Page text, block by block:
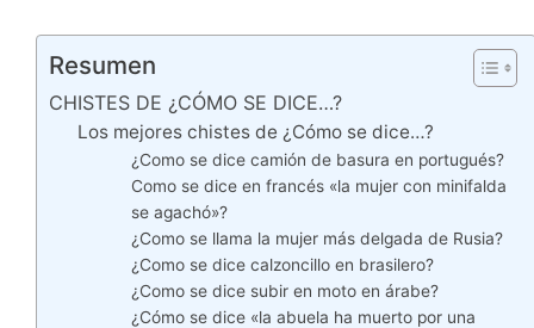
Resumen
CHISTES DE ¿CÓMO SE DICE…?
Los mejores chistes de ¿Cómo se dice…?
¿Como se dice camión de basura en portugués?
Como se dice en francés «la mujer con minifalda
se agachó»?
¿Como se llama la mujer más delgada de Rusia?
¿Como se dice calzoncillo en brasilero?
¿Como se dice subir en moto en árabe?
¿Cómo se dice «la abuela ha muerto por una